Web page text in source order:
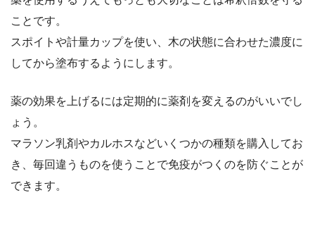
ことです。
スポイトや計量カップを使い、木の状態に合わせた濃度に
してから塗布するようにします。
薬の効果を上げるには定期的に薬剤を変えるのがいいでし
ょう。
マラソン乳剤やカルホスなどいくつかの種類を購入してお
き、毎回違うものを使うことで免疫がつくのを防ぐことが
できます。